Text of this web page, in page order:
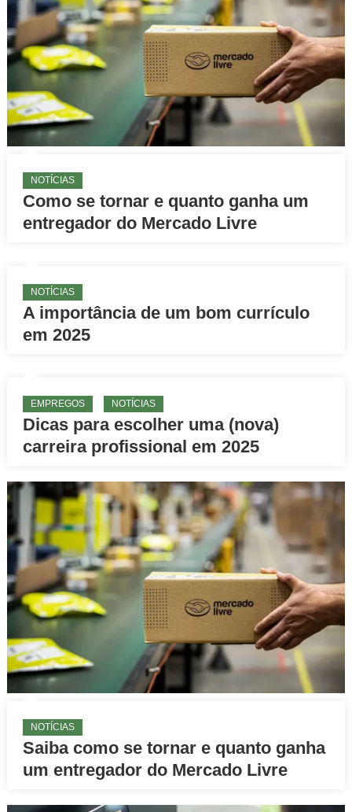
NOTÍCIAS
Como se tornar e quanto ganha um
entregador do Mercado Livre
NOTÍCIAS
A importância de um bom currículo
em 2025
EMPREGOS NOTÍCIAS
Dicas para escolher uma (nova)
carreira profissional em 2025
NOTÍCIAS
Saiba como se tornar e quanto ganha
um entregador do Mercado Livre